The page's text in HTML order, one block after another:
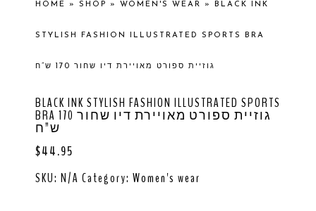
HOME » SHOP » WOMEN'S WEAR » BLACK INK
STYLISH FASHION ILLUSTRATED SPORTS BRA
גוזיית ספורט מאויירת דיו שחור 170 ש”ח
BLACK INK STYLISH FASHION ILLUSTRATED SPORTS
BRA גוזיית ספורט מאויירת דיו שחור 170
ש”ח
$44.95
SKU: N/A Category: Women's wear